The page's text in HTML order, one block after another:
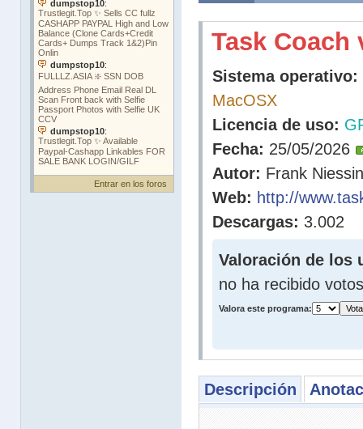
Entrar en los foros
Task Coach
Sistema operativo:
MacOSX
Licencia de uso:
Fecha: 25/05/2026
Autor: Frank
Web: http://
Descargas: 3.002
Valoración de los
no ha recibido votos
Valora este programa:
Descripción